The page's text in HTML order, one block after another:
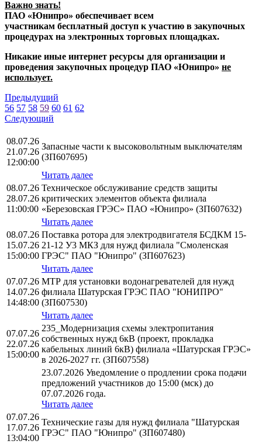
Важно знать!
ПАО «Юнипро» обеспечивает всем
участникам бесплатный доступ к участию в закупочных
процедурах на электронных торговых площадках.
Никакие иные интернет ресурсы для организации и
проведения закупочных процедур ПАО «Юнипро» не
использует.
Предыдущий
56 57 58 59 60 61 62
Следующий
08.07.26
21.07.26
12:00:00
Запасные части к высоковольтным выключателям
(ЗП607695)
Читать далее
08.07.26
28.07.26
11:00:00
Техническое обслуживание средств защиты
критических элементов объекта филиала
«Березовская ГРЭС» ПАО «Юнипро» (ЗП607632)
Читать далее
08.07.26
15.07.26
15:00:00
Поставка ротора для электродвигателя БСДКМ 15-
21-12 У3 МКЗ для нужд филиала "Смоленская
ГРЭС" ПАО "Юнипро" (ЗП607623)
Читать далее
07.07.26
14.07.26
14:48:00
МТР для установки водонагревателей для нужд
филиала Шатурская ГРЭС ПАО "ЮНИПРО"
(ЗП607530)
Читать далее
07.07.26
22.07.26
15:00:00
235_Модернизация схемы электропитания
собственных нужд 6кВ (проект, прокладка
кабельных линий 6кВ) филиала «Шатурская ГРЭС»
в 2026-2027 гг. (ЗП607558)
23.07.2026 Уведомление о продлении срока подачи
предложений участников до 15:00 (мск) до
07.07.2026 года.
Читать далее
07.07.26
17.07.26
13:04:00
Технические газы для нужд филиала "Шатурская
ГРЭС" ПАО "Юнипро" (ЗП607480)